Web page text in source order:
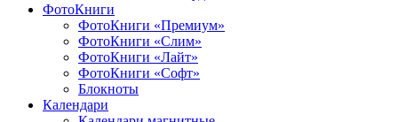
ФотоКниги
ФотоКниги «Премиум»
ФотоКниги «Слим»
ФотоКниги «Лайт»
ФотоКниги «Софт»
Блокноты
Календари